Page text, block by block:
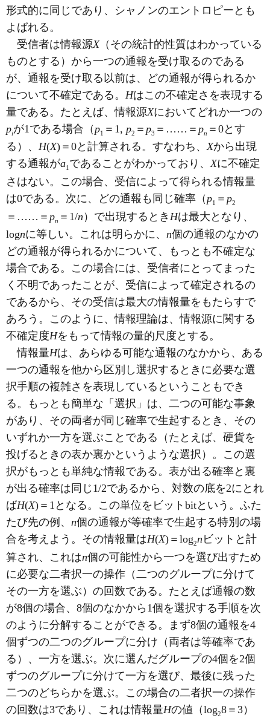
形式的に同じであり、シャノンのエントロピーとも
よばれる。
受信者は情報源X（その統計的性質はわかっている
ものとする）から一つの通報を受け取るのである
が、通報を受け取る以前は、どの通報が得られるか
について不確定である。 Hはこの不確定さを表現する
量である。たとえば、情報源Xにおいてどれか一つの
piが1である場合（ p1 ＝1, p2 ＝ p3 ＝……＝ pn ＝0とす
る）、 H(X)＝0と計算される。すなわち、Xから出現
する通報がa1 であることがわかっており、Xに不確定
さはない。この場合、受信によって得られる情報量
は0である。次に、どの通報も同じ確率（ p1 ＝ p2
＝……＝ pn ＝1/n ）で出現するとき Hは最大となり、
lognに等しい。これは明らかに、 n個の通報のなかの
どの通報が得られるかについて、もっとも不確定な
場合である。この場合には、受信者にとってまった
く不明であったことが、受信によって確定されるの
であるから、その受信は最大の情報量をもたらすで
あろう。このように、情報理論は、情報源に関する
不確定度Hをもって情報の量的尺度とする。
情報量Hは、あらゆる可能な通報のなかから、ある
一つの通報を他から区別し選択するときに必要な選
択手順の複雑さを表現しているということもでき
る。もっとも簡単な「選択」は、二つの可能な事象
があり、その両者が同じ確率で生起するとき、その
いずれか一方を選ぶことである（たとえば、硬貨を
投げるときの表か裏かというような選択）。この選
択がもっとも単純な情報である。表が出る確率と裏
が出る確率は同じ1/2であるから、対数の底を2にとれ
ばH(X)＝1となる。この単位をビットbitという。ふた
たび先の例、 n個の通報が等確率で生起する特別の場
合を考えよう。その情報量はH(X)＝log2n ビットと計
算され、これはn個の可能性から一つを選び出すため
に必要な二者択一の操作（二つのグループに分けて
その一方を選ぶ）の回数である。たとえば通報の数
が8個の場合、8個のなかから1個を選択する手順を次
のように分解することができる。まず8個の通報を4
個ずつの二つのグループに分け（両者は等確率であ
る）、一方を選ぶ。次に選んだグループの4個を2個
ずつのグループに分けて一方を選び、最後に残った
二つのどちらかを選ぶ。この場合の二者択一の操作
の回数は3であり、これは情報量Hの値（log28＝3）